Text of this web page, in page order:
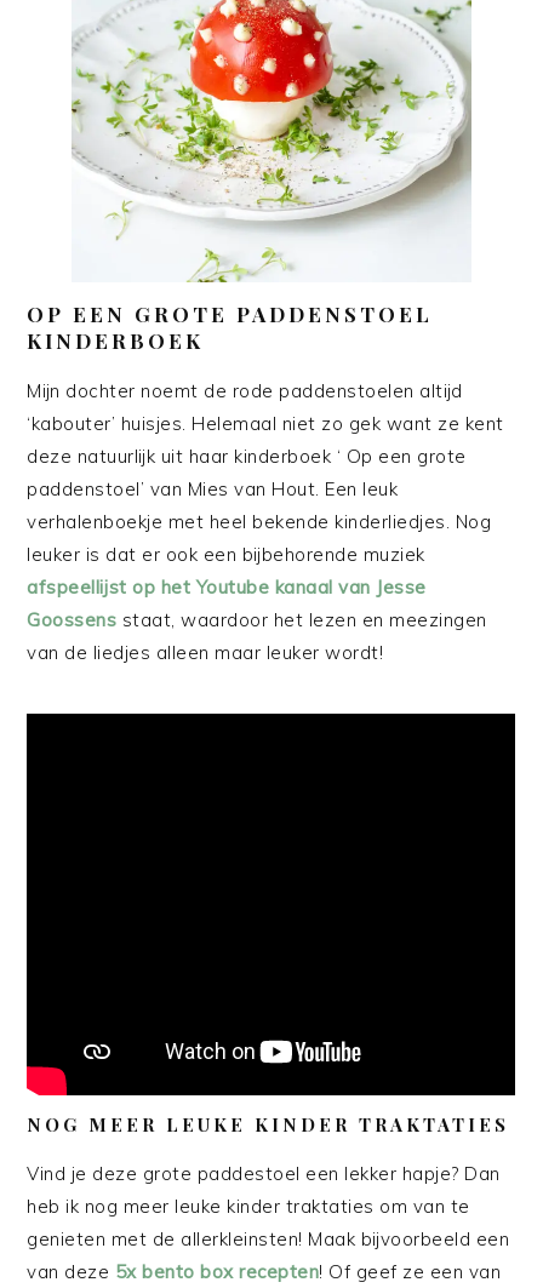
OP EEN GROTE PADDENSTOEL
KINDERBOEK
Mijn dochter noemt de rode paddenstoelen altijd
‘kabouter’ huisjes. Helemaal niet zo gek want ze kent
deze natuurlijk uit haar kinderboek ‘ Op een grote
paddenstoel’ van Mies van Hout. Een leuk
verhalenboekje met heel bekende kinderliedjes. Nog
leuker is dat er ook een bijbehorende muziek
afspeellijst op het Youtube kanaal van Jesse
Goossens staat, waardoor het lezen en meezingen
van de liedjes alleen maar leuker wordt!
NOG MEER LEUKE KINDER TRAKTATIES
Vind je deze grote paddestoel een lekker hapje? Dan
heb ik nog meer leuke kinder traktaties om van te
genieten met de allerkleinsten! Maak bijvoorbeeld een
van deze 5x bento box recepten! Of geef ze een van